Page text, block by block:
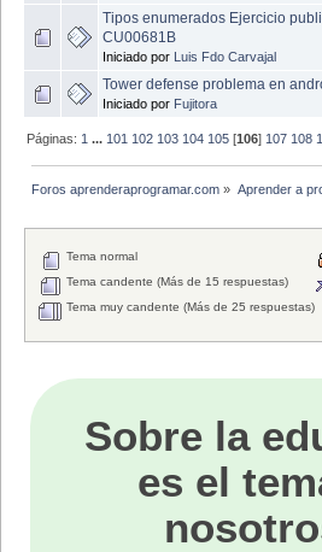
Tipos enumerados Ejercicio
CU00681B
Iniciado por Luis Fdo Carvajal
Tower defense problema en
Iniciado por Fujitora
Páginas: 1 ... 101 102 103 104 105 [106] 107 108
Foros aprenderaprogramar.com » Aprender a
Tema normal
Tema candente (Más de 15 respuestas)
Tema muy candente (Más de 25 respuestas)
Sobre la
es el